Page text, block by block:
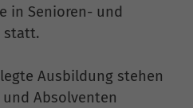
in Senioren- und
statt.
Ausbildung stehen
Absolventen